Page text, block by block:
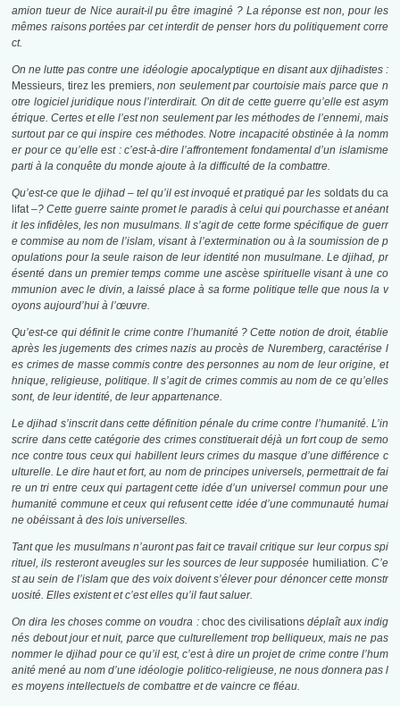
amion tueur de Nice aurait-il pu être imaginé ? La réponse est non, pour les
mêmes raisons portées par cet interdit de penser hors du politiquement corre
ct.
On ne lutte pas contre une idéologie apocalyptique en disant aux djihadistes :
Messieurs, tirez les premiers,non seulement par courtoisie mais parce que n
otre logiciel juridique nous l’interdirait. On dit de cette guerre qu’elle est asym
étrique. Certes et elle l’est non seulement par les méthodes de l’ennemi, mais
surtout par ce qui inspire ces méthodes. Notre incapacité obstinée à la nomm
er pour ce qu’elle est : c’est-à-dire l’affrontement fondamental d’un islamisme
parti à la conquête du monde ajoute à la difficulté de la combattre.
Qu’est-ce que le djihad – tel qu’il est invoqué et pratiqué par les soldats du ca
lifat –? Cette guerre sainte promet le paradis à celui qui pourchasse et anéant
it les infidèles, les non musulmans. Il s’agit de cette forme spécifique de guerr
e commise au nom de l’islam, visant à l’extermination ou à la soumission de p
opulations pour la seule raison de leur identité non musulmane. Le djihad, pr
ésenté dans un premier temps comme une ascèse spirituelle visant à une co
mmunion avec le divin, a laissé place à sa forme politique telle que nous la v
oyons aujourd’hui à l’œuvre.
Qu’est-ce qui définit le crime contre l’humanité ? Cette notion de droit, établie
après les jugements des crimes nazis au procès de Nuremberg, caractérise l
es crimes de masse commis contre des personnes au nom de leur origine, et
hnique, religieuse, politique. Il s’agit de crimes commis au nom de ce qu’elles
sont, de leur identité, de leur appartenance.
Le djihad s’inscrit dans cette définition pénale du crime contre l’humanité. L’in
scrire dans cette catégorie des crimes constituerait déjà un fort coup de semo
nce contre tous ceux qui habillent leurs crimes du masque d’une différence c
ulturelle. Le dire haut et fort, au nom de principes universels, permettrait de fai
re un tri entre ceux qui partagent cette idée d’un universel commun pour une
humanité commune et ceux qui refusent cette idée d’une communauté humai
ne obéissant à des lois universelles.
Tant que les musulmans n’auront pas fait ce travail critique sur leur corpus spi
rituel, ils resteront aveugles sur les sources de leur supposée humiliation. C’e
st au sein de l’islam que des voix doivent s’élever pour dénoncer cette monstr
uosité. Elles existent et c’est elles qu’il faut saluer.
On dira les choses comme on voudra : choc des civilisations déplaît aux indig
nés debout jour et nuit, parce que culturellement trop belliqueux, mais ne pas
nommer le djihad pour ce qu’il est, c’est à dire un projet de crime contre l’hum
anité mené au nom d’une idéologie politico-religieuse, ne nous donnera pas l
es moyens intellectuels de combattre et de vaincre ce fléau.